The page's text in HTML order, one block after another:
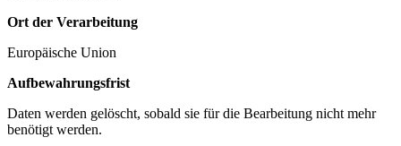
Ort der Verarbeitung
Europäische Union
Aufbewahrungsfrist
Daten werden gelöscht, sobald sie für die Bearbeitung nicht mehr
benötigt werden.